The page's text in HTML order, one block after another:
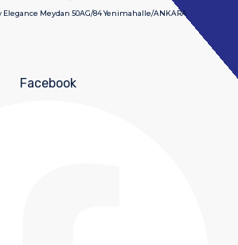
Elegance Meydan 50AG/84 Yenimahalle/ANKARA
Facebook